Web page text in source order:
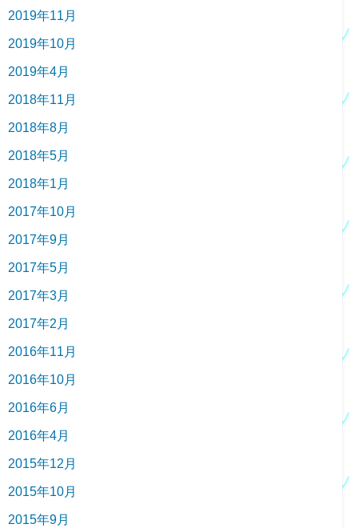
2019年11月
2019年10月
2019年4月
2018年11月
2018年8月
2018年5月
2018年1月
2017年10月
2017年9月
2017年5月
2017年3月
2017年2月
2016年11月
2016年10月
2016年6月
2016年4月
2015年12月
2015年10月
2015年9月